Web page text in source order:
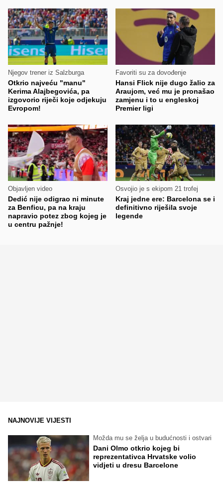
Njegov trener iz Salzburga
Otkrio najveću "manu"
Kerima Alajbegovića, pa
izgovorio riječi koje odjekuju
Evropom!
Favoriti su za dovođenje
Hansi Flick nije dugo žalio za
Araujom, već mu je pronašao
zamjenu i to u engleskoj
Premier ligi
Objavljen video
Dedić nije odigrao ni minute
za Benficu, pa na kraju
napravio potez zbog kojeg je
u centru pažnje!
Osvojio je s ekipom 21 trofej
Kraj jedne ere: Barcelona se i
definitivno riješila svoje
legende
NAJNOVIJE VIJESTI
Možda mu se želja u budućnosti i ostvari
Dani Olmo otkrio kojeg bi
reprezentativca Hrvatske volio
vidjeti u dresu Barcelone